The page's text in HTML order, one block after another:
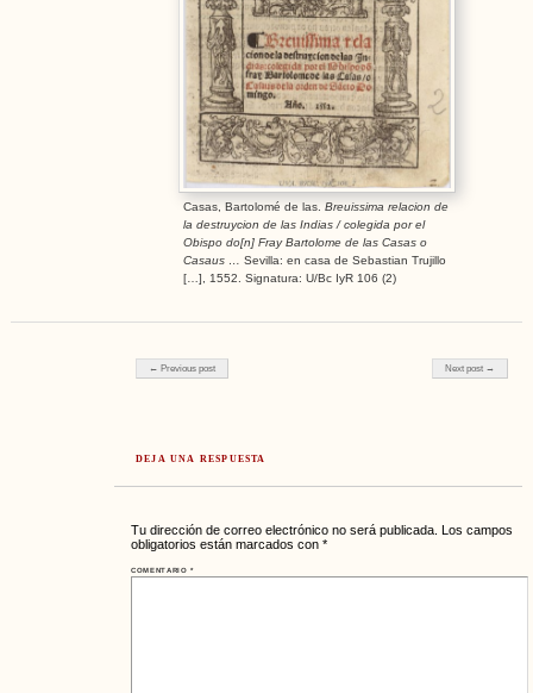
Casas, Bartolomé de las. Breuissima relacion de
la destruycion de las Indias / colegida por el
Obispo do[n] Fray Bartolome de las Casas o
Casaus … Sevilla: en casa de Sebastian Trujillo
[…], 1552. Signatura: U/Bc IyR 106 (2)
Post navigation
← Previous post Next post →
DEJA UNA RESPUESTA
Tu dirección de correo electrónico no será publicada. Los campos
obligatorios están marcados con*
COMENTARIO*